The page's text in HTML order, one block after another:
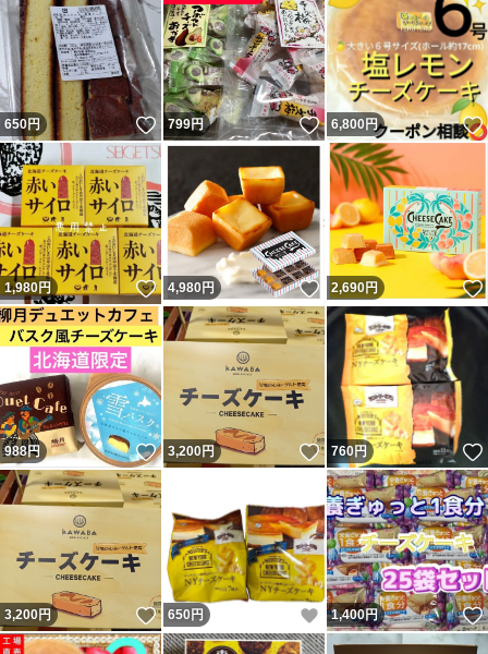
650円 いいね！
799円 いいね！
6,800 円
1,980円 いいね！
4,980円 いいね！
2,690円
988円 いいね！
3,200円 いいね！
760円
3,200円 いいね！
650 円 いいね！
1,400円